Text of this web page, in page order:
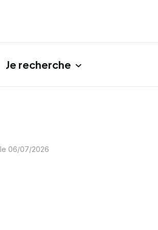
Je recherche
06/07/2026